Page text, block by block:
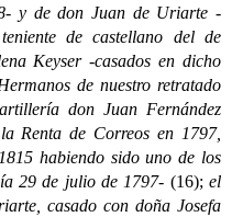
y de don Juan de Uriarte -
de castellano del de
Keyser -casados en dicho
de nuestro retratado
don Juan Fernández
Renta de Correos en 1797,
habiendo sido uno de los
29 de julio de 1797- (16);el
casado con doña Josefa